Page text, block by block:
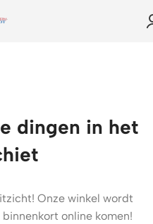
dingen in het
Onze winkel wordt
online komen!